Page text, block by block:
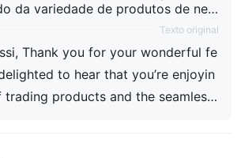
da variedade de produtos de neg
perfeita na plataforma. F
de usuário de primeira cla
confiável é o nosso compro
saber que isso está trazendo felici
Agradecemos o seu a
a servi-lo! Atenciosam
Texto original
fe
products and the seamless